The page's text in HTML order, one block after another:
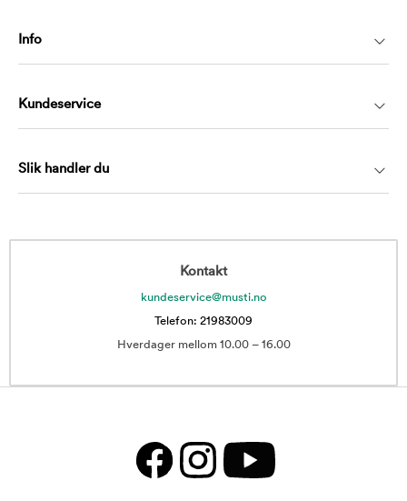
Info
Kundeservice
Slik handler du
Kontakt
kundeservice@musti.no
Telefon: 21983009
Hverdager mellom 10.00 – 16.00